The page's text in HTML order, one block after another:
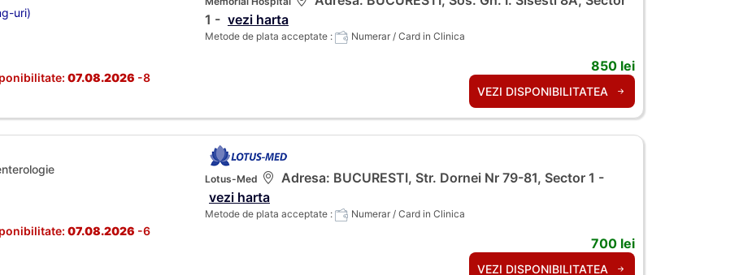
uri)
07.08.2026 -8
1 - vezi harta
Metode de plata acceptate : Numerar / Card in Clinica
850 lei
VEZI DISPONIBILITATEA
07.08.2026 -6
Lotus-Med
Adresa: BUCURESTI, Str. Dornei Nr 79-81, Sector 1 -
vezi harta
Metode de plata acceptate : Numerar / Card in Clinica
700 lei
VEZI DISPONIBILITATEA